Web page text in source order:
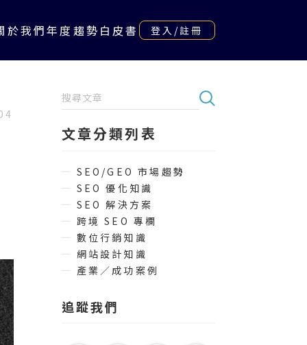
於我們年度趨勢白皮書 登入/註冊
文章分類列表
SEO/GEO 市場趨勢
SEO 優化知識
SEO 解決方案
跨境 SEO 專欄
數位行銷知識
網站設計知識
產業／成功案例
追蹤我們